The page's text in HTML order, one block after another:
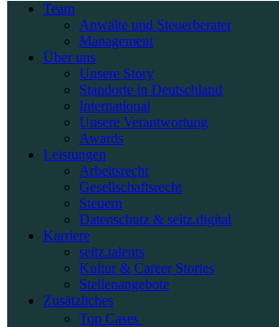
Team
Anwälte und Steuerberater
Management
Über uns
Unsere Story
Standorte in Deutschland
International
Unsere Verantwortung
Awards
Leistungen
Arbeitsrecht
Gesellschaftsrecht
Steuern
Datenschutz & seitz.digital
Karriere
seitz.talents
Kultur & Career Stories
Stellenangebote
Zusätzliches
Top Cases